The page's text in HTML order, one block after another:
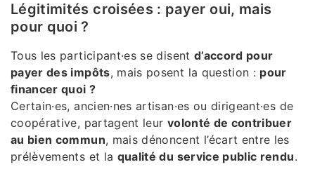
Légitimités croisées : payer oui, mais
pour quoi ?
Tous les participant·es se disent d’accord pour
payer des impôts, mais posent la question : pour
financer quoi ?
Certain·es, ancien·nes artisan·es ou dirigeant·es de
coopérative, partagent leur volonté de contribuer
au bien commun, mais dénoncent l’écart entre les
prélèvements et la qualité du service public rendu.